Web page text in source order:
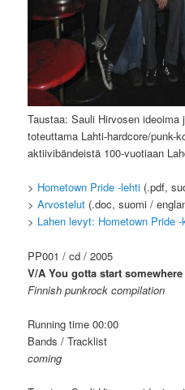
Taustaa: Sauli Hirvosen
toteuttama Lahti-hardcore/punk-
aktiivibändeistä 100-vuotiaan
> Hometown Pride -lehti (.pdf,
>Arvostelut (.doc, suomi /
> Lahen levyt: Hometown Pride
PP001 / cd / 2005
V/A You gotta start somewhere
Finnish punkrock compilation
Running time 00:00
Bands / Tracklist
coming